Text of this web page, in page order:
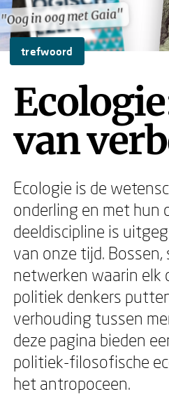
"Oog in oog met Gaia"
"Oog in oog met Gaia"
trefwoord
van
Ecologie is de
onderling en met hun
deeldiscipline is
van onze tijd.
netwerken waarin elk
politiek denkers
verhouding tussen
deze pagina bieden
politiek-filosofische
het antropoceen.